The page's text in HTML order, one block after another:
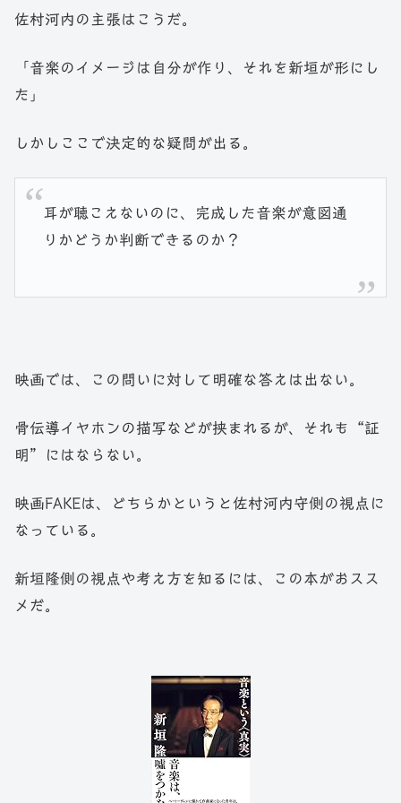
佐村河内の主張はこうだ。
「音楽のイメージは自分が作り、それを新垣が形にし
た」
しかしここで決定的な疑問が出る。
耳が聴こえないのに、完成した音楽が意図通
りかどうか判断できるのか？
映画では、この問いに対して明確な答えは出ない。
骨伝導イヤホンの描写などが挟まれるが、それも“証
明”にはならない。
映画FAKEは、どちらかというと佐村河内守側の視点に
なっている。
新垣隆側の視点や考え方を知るには、この本がおスス
メだ。